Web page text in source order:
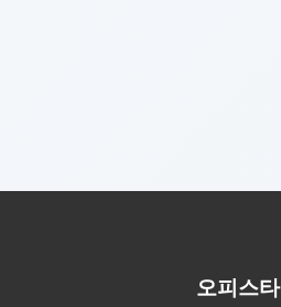
오피스타